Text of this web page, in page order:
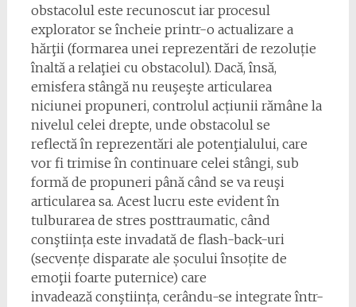
obstacolul este recunoscut iar procesul
explorator se încheie printr-o actualizare a
hărţii (formarea unei reprezentări de rezoluție
înaltă a relaţiei cu obstacolul). Dacă, însă,
emisfera stângă nu reuşeşte articularea
niciunei propuneri, controlul acțiunii rămâne la
nivelul celei drepte, unde obstacolul se
reflectă în reprezentări ale potenţialului, care
vor fi trimise în continuare celei stângi, sub
formă de propuneri până când se va reuşi
articularea sa. Acest lucru este evident în
tulburarea de stres posttraumatic, când
conştiința este invadată de flash-back-uri
(secvențe disparate ale șocului însoțite de
emoţii foarte puternice) care
invadează conştiința, cerându-se integrate într-